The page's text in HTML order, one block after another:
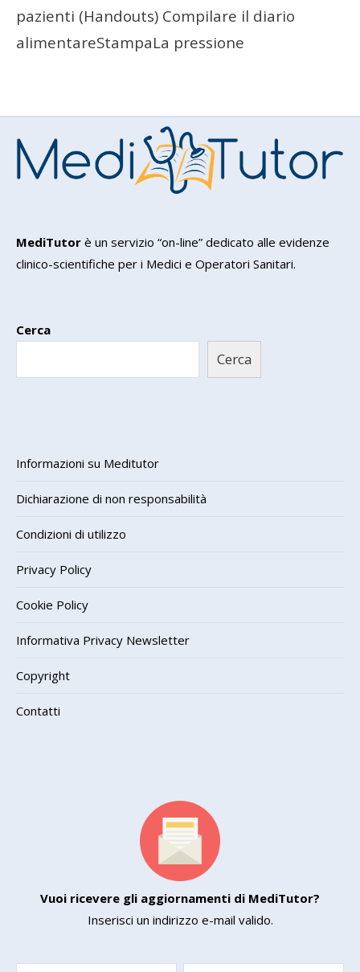
pazienti (Handouts) Compilare il diario
alimentareStampaLa pressione
MediTutor è un servizio “on-line” dedicato alle evidenze
clinico-scientifiche per i Medici e Operatori Sanitari.
Cerca
Cerca
Informazioni su Meditutor
Dichiarazione di non responsabilità
Condizioni di utilizzo
Privacy Policy
Cookie Policy
Informativa Privacy Newsletter
Copyright
Contatti
Vuoi ricevere gli aggiornamenti di MediTutor?
Inserisci un indirizzo e-mail valido.